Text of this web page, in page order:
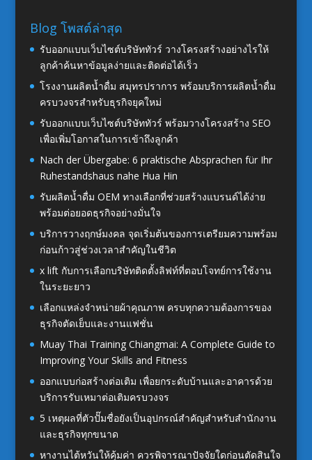
Blog โพสต์ล่าสุด
รับออกแบบเว็บไซต์บริษัททัวร์ วางโครงสร้างอย่างไรให้
ลูกค้าค้นหาข้อมูลง่ายและติดต่อได้เร็ว
โรงงานผลิตน้ำดื่ม สมุทรปราการ พร้อมบริการผลิตน้ำดื่ม
ครบวงจรสำหรับธุรกิจยุคใหม่
รับออกแบบเว็บไซต์บริษัททัวร์ พร้อมวางโครงสร้าง SEO
เพื่อเพิ่มโอกาสในการเข้าถึงลูกค้า
Nach der Übergabe: 6 praktische Absprachen für Ihr
Ruhestandshaus nahe Hua Hin
รับผลิตน้ำดื่ม OEM ทางเลือกที่ช่วยสร้างแบรนด์ได้ง่าย
พร้อมต่อยอดธุรกิจอย่างมั่นใจ
บริการวางฤกษ์มงคล จุดเริ่มต้นของการเตรียมความพร้อม
ก่อนก้าวสู่ช่วงเวลาสำคัญในชีวิต
x lift กับการเลือกบริษัทติดตั้งลิฟท์ที่ตอบโจทย์การใช้งาน
ในระยะยาว
เลือกแหล่งจำหน่ายผ้าคุณภาพ ครบทุกความต้องการของ
ธุรกิจตัดเย็บและงานแฟชั่น
Muay Thai Training Chiangmai: A Complete Guide to
Improving Your Skills and Fitness
ออกแบบก่อสร้างต่อเติม เพื่อยกระดับบ้านและอาคารด้วย
บริการรับเหมาต่อเติมครบวงจร
5 เหตุผลที่ตัวปั๊มชื่อยังเป็นอุปกรณ์สำคัญสำหรับสำนักงาน
และธุรกิจทุกขนาด
หางานไต้หวันให้คุ้มค่า ควรพิจารณาปัจจัยใดก่อนตัดสินใจ